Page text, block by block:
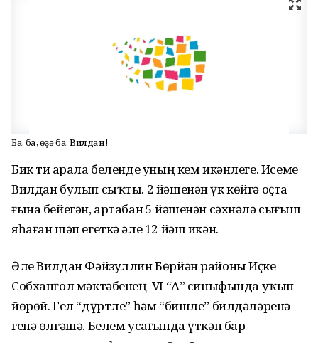
Баҫ, баҫ, өҙә баҫ, Вилдан!
Бик тиҙ арала беленде уның кем икәнлеге. Исеме
Вилдан булып сыҡты. 2 йәшенән үк көйгә оҫта
ғына бейегән, артабан 5 йәшенән сәхнәлә сығыш
яһаған шәп егеткә әле 12 йәш икән.
Әле Вилдан Фәйзуллин Бөрйән районы Иҫке
Собханғол мәктәбенең VI “А” синыфында уҡып
йөрөй. Гел “дүртле” һәм “бишле” билдәләренә
генә өлгәшә. Белем усағында үткән бар